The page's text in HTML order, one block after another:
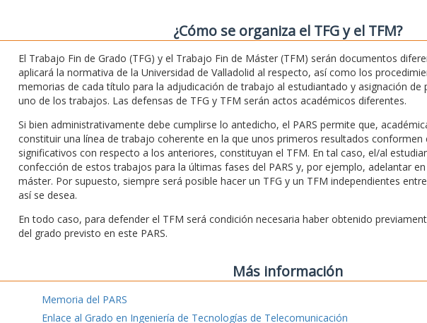
¿Cómo se organiza el TFG y el TFM?
El Trabajo Fin de Grado (TFG) y el Trabajo Fin de Máster (TFM) serán documentos
aplicará la normativa de la Universidad de Valladolid al respecto, así como los
memorias de cada título para la adjudicación de trabajo al estudiantado y asignación
uno de los trabajos. Las defensas de TFG y TFM serán actos académicos diferentes.
Si bien administrativamente debe cumplirse lo antedicho, el PARS permite que,
constituir una línea de trabajo coherente en la que unos primeros resultados conformen
significativos con respecto a los anteriores, constituyan el TFM. En tal caso, el/al
confección de estos trabajos para la últimas fases del PARS y, por ejemplo, adelantar
máster. Por supuesto, siempre será posible hacer un TFG y un TFM independientes
así se desea.
En todo caso, para defender el TFM será condición necesaria haber obtenido
del grado previsto en este PARS.
Más información
Memoria del PARS
Enlace al Grado en Ingeniería de Tecnologías de Telecomunicación